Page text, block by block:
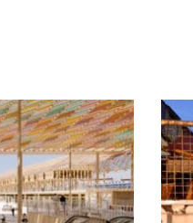
V
i
d
é
o
|